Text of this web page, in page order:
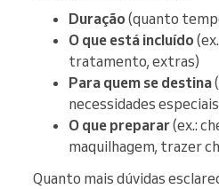
Duração (quanto
O que está incluído
tratamento, extras)
Para quem se destina
necessidades
O que preparar(ex.:
maquilhagem, trazer
Quanto mais dúvidas